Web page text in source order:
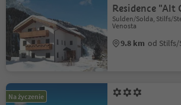
Residence "Alt
Sulden/Solda, Stilfs/
Venosta
9.8 km od
Na życzenie